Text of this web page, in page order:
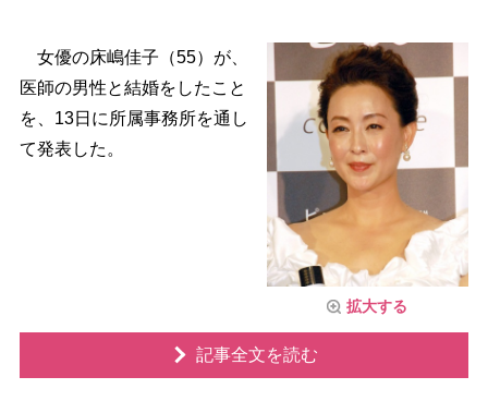
拡大する
女優の床嶋佳子（55）が、
医師の男性と結婚をしたこと
を、13日に所属事務所を通し
て発表した。
記事全文を読む